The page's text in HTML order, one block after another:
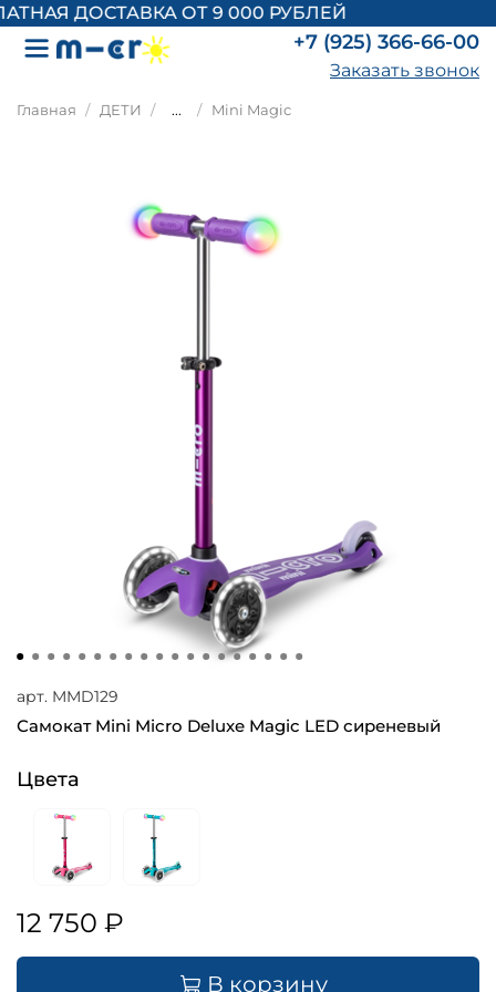
ДОСТАВКА ОТ 9 000 РУБЛЕЙ
+7 (925) 366-66-00
Заказать звонок
Главная ДЕТИ ... Mini Magic
арт. MMD129
Самокат Mini Micro Deluxe Magic LED сиреневый
Цвета
12 750 ₽
В корзину